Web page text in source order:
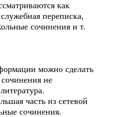
как
переписка,
сочинения и т.
можно сделать
не
часть из сетевой
сочинения.